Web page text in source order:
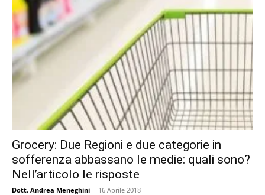
Grocery: Due Regioni e due categorie in
sofferenza abbassano le medie: quali sono?
Nell’articolo le risposte
Dott. Andrea Meneghini - 16 Aprile 2018